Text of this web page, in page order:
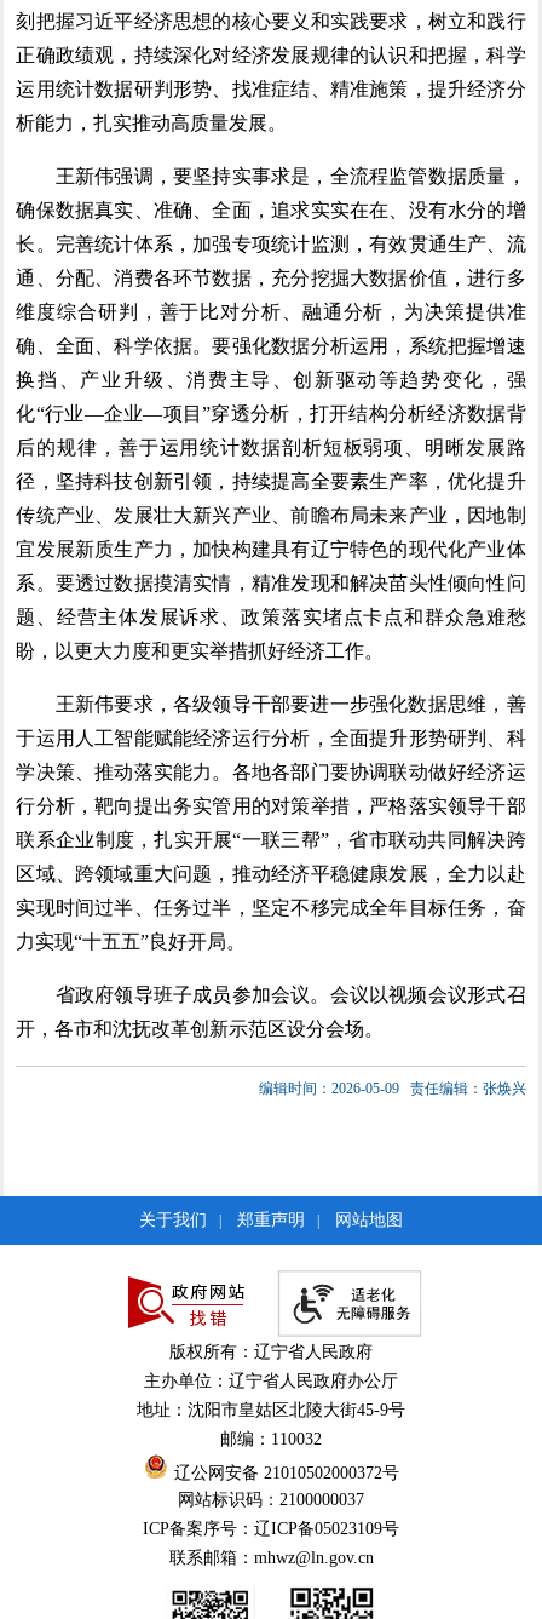
刻把握习近平经济思想的核心要义和实践要求，树立和践行
正确政绩观，持续深化对经济发展规律的认识和把握，科学
运用统计数据研判形势、找准症结、精准施策，提升经济分
析能力，扎实推动高质量发展。
王新伟强调，要坚持实事求是，全流程监管数据质量，
确保数据真实、准确、全面，追求实实在在、没有水分的增
长。完善统计体系，加强专项统计监测，有效贯通生产、流
通、分配、消费各环节数据，充分挖掘大数据价值，进行多
维度综合研判，善于比对分析、融通分析，为决策提供准
确、全面、科学依据。要强化数据分析运用，系统把握增速
换挡、产业升级、消费主导、创新驱动等趋势变化，强
化“行业—企业—项目”穿透分析，打开结构分析经济数据背
后的规律，善于运用统计数据剖析短板弱项、明晰发展路
径，坚持科技创新引领，持续提高全要素生产率，优化提升
传统产业、发展壮大新兴产业、前瞻布局未来产业，因地制
宜发展新质生产力，加快构建具有辽宁特色的现代化产业体
系。要透过数据摸清实情，精准发现和解决苗头性倾向性问
题、经营主体发展诉求、政策落实堵点卡点和群众急难愁
盼，以更大力度和更实举措抓好经济工作。
王新伟要求，各级领导干部要进一步强化数据思维，善
于运用人工智能赋能经济运行分析，全面提升形势研判、科
学决策、推动落实能力。各地各部门要协调联动做好经济运
行分析，靶向提出务实管用的对策举措，严格落实领导干部
联系企业制度，扎实开展“一联三帮”，省市联动共同解决跨
区域、跨领域重大问题，推动经济平稳健康发展，全力以赴
实现时间过半、任务过半，坚定不移完成全年目标任务，奋
力实现“十五五”良好开局。
省政府领导班子成员参加会议。会议以视频会议形式召
开，各市和沈抚改革创新示范区设分会场。
编辑时间：2026-05-09 责任编辑：张焕兴
关于我们 郑重声明 网站地图
版权所有：辽宁省人民政府
主办单位：辽宁省人民政府办公厅
地址：沈阳市皇姑区北陵大街45-9号
邮编：110032
辽公网安备 21010502000372号
网站标识码：2100000037
ICP备案序号：辽ICP备05023109号
联系邮箱：mhwz@ln.gov.cn